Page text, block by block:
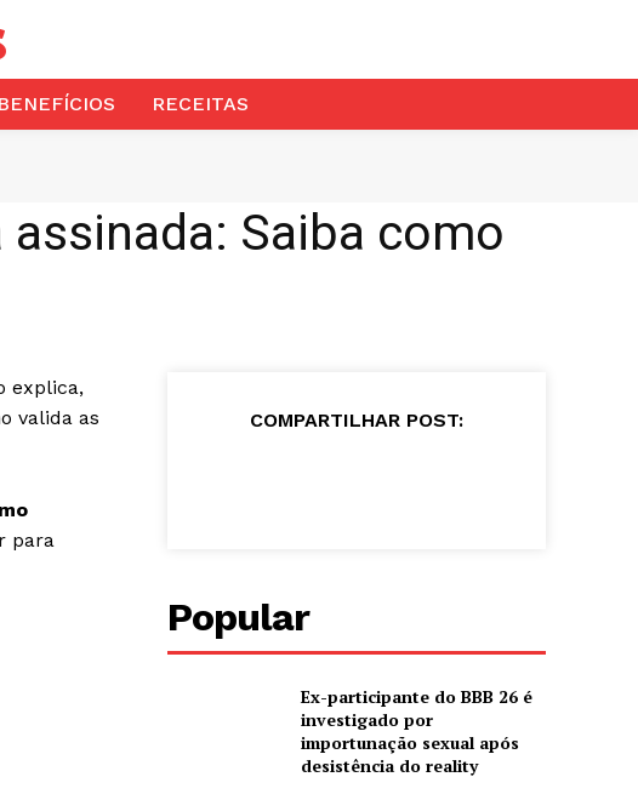
BENEFÍCIOS RECEITAS
Saiba como
explica,
valida as
para
COMPARTILHAR POST:
Popular
Ex-participante do BBB 26 é
investigado por
importunação sexual após
desistência do reality